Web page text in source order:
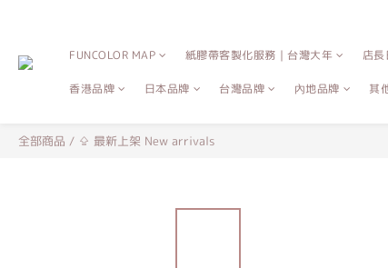
FUNCOLOR MAP 紙膠帶客製化服務｜台灣大年 店長
香港品牌 日本品牌 台灣品牌 內地品牌 其
全部商品 / ⇪ 最新上架 New arrivals